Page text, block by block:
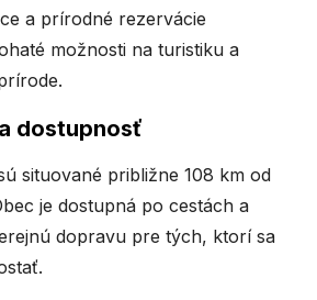
a prírodné rezervácie
možnosti na turistiku a
dostupnosť
situované približne 108 km od
je dostupná po cestách a
dopravu pre tých, ktorí sa